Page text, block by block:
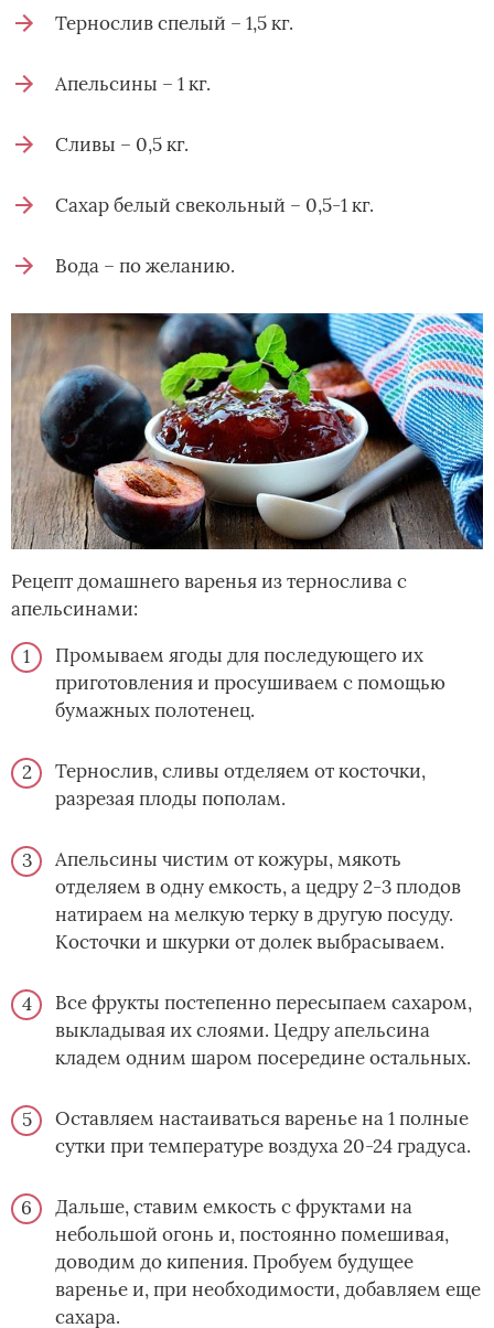
Тернослив спелый – 1,5 кг.
Апельсины – 1 кг.
Сливы – 0,5 кг.
Сахар белый свекольный – 0,5-1 кг.
Вода – по желанию.
Рецепт домашнего варенья из тернослива с
апельсинами:
Промываем ягоды для последующего их
приготовления и просушиваем с помощью
бумажных полотенец.
Тернослив, сливы отделяем от косточки,
разрезая плоды пополам.
Апельсины чистим от кожуры, мякоть
отделяем в одну емкость, а цедру 2-3 плодов
натираем на мелкую терку в другую посуду.
Косточки и шкурки от долек выбрасываем.
Все фрукты постепенно пересыпаем сахаром,
выкладывая их слоями. Цедру апельсина
кладем одним шаром посередине остальных.
Оставляем настаиваться варенье на 1 полные
сутки при температуре воздуха 20-24 градуса.
Дальше, ставим емкость с фруктами на
небольшой огонь и, постоянно помешивая,
доводим до кипения. Пробуем будущее
варенье и, при необходимости, добавляем еще
сахара.